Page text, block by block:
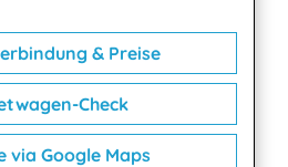
& Preise
Check
via Google Maps